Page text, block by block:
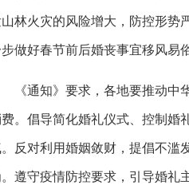
林火灾的风险增大，防控形势
做好春节前后婚丧事宜移风易
通知》要求，各地要推动中华
。倡导简化婚礼仪式、控制婚
反对利用婚姻敛财，提倡不滥
遵守疫情防控要求，引导婚礼